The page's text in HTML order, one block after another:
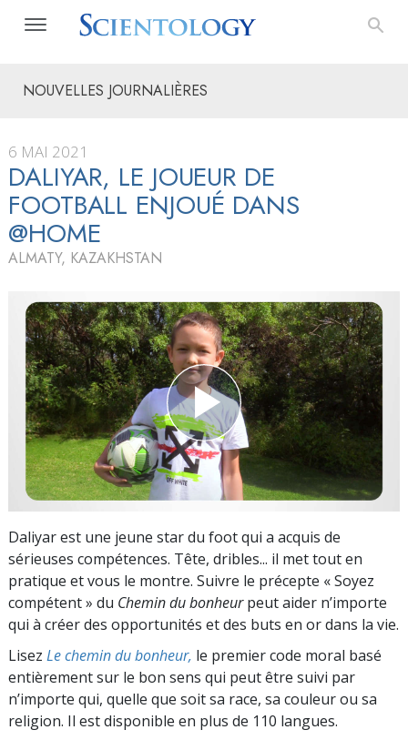
NOUVELLES JOURNALIÈRES
6 MAI 2021
DALIYAR, LE JOUEUR DE
FOOTBALL ENJOUÉ DANS
@HOME
ALMATY, KAZAKHSTAN
Daliyar est une jeune star du foot qui a acquis de
sérieuses compétences. Tête, dribles... il met tout en
pratique et vous le montre. Suivre le précepte « Soyez
compétent » du Chemin du bonheurpeut aider n’importe
qui à créer des opportunités et des buts en or dans la vie.
Lisez Le chemin du bonheur, le premier code moral basé
entièrement sur le bon sens qui peut être suivi par
n’importe qui, quelle que soit sa race, sa couleur ou sa
religion. Il est disponible en plus de 110 langues.